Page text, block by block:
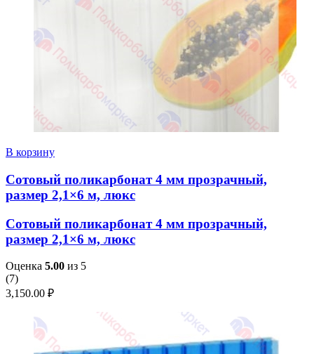
В корзину
Сотовый поликарбонат 4 мм прозрачный,
размер 2,1×6 м, люкс
Сотовый поликарбонат 4 мм прозрачный,
размер 2,1×6 м, люкс
Оценка 5.00 из 5
(7)
3,150.00 ₽